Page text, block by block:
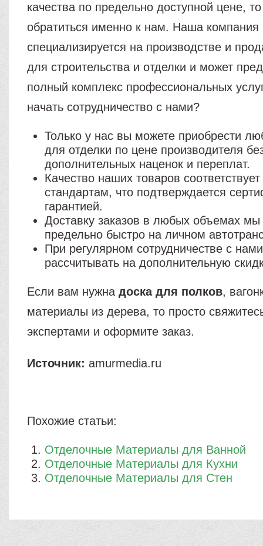
качества по предельно доступной цене,
обратиться именно к нам. Наша компания
специализируется на производстве и
для строительства и отделки и может
полный комплекс профессиональных
начать сотрудничество с нами?
Только у нас вы можете приобрести
для отделки по цене производителя
дополнительных наценок и переплат.
Качество наших товаров
стандартам, что подтверждается
гарантией.
Доставку заказов в любых объемах
предельно быстро на личном
При регулярном сотрудничестве с
рассчитывать на дополнительную
Если вам нужнадоска для полков,
материалы из дерева, то просто
экспертами и оформите заказ.
Источник: amurmedia.ru
Похожие статьи:
Отделочные Материалы для Ванной
Отделочные Материалы для Кухни
Отделочные Материалы для Стен